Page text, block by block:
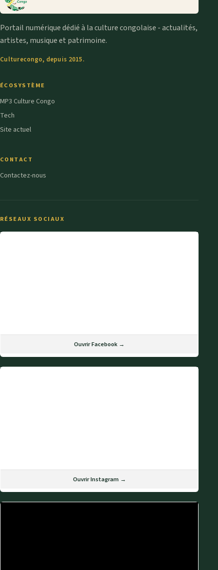
Portail numérique dédié à la culture congolaise - actualités,
artistes, musique et patrimoine.
Culturecongo, depuis 2015.
ÉCOSYSTÈME
MP3 Culture Congo
Tech
Site actuel
CONTACT
Contactez-nous
RÉSEAUX SOCIAUX
Ouvrir Facebook →
Ouvrir Instagram →